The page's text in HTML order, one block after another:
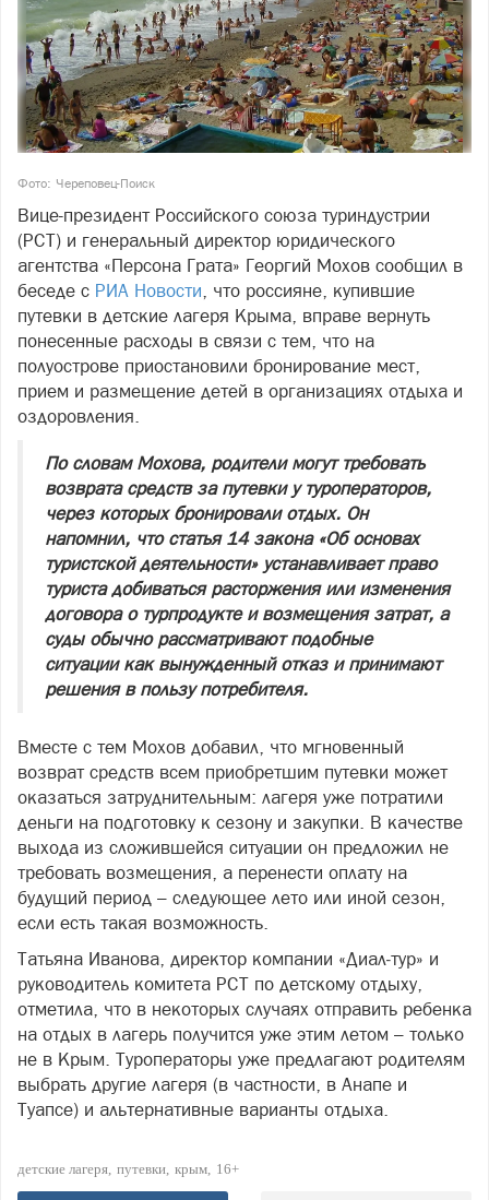
Фото: Череповец-Поиск
Вице-президент Российского союза туриндустрии
(РСТ) и генеральный директор юридического
агентства «Персона Грата» Георгий Мохов сообщил в
беседе с РИА Новости, что россияне, купившие
путевки в детские лагеря Крыма, вправе вернуть
понесенные расходы в связи с тем, что на
полуострове приостановили бронирование мест,
прием и размещение детей в организациях отдыха и
оздоровления.
По словам Мохова, родители могут требовать
возврата средств за путевки у туроператоров,
через которых бронировали отдых. Он
напомнил, что статья 14 закона «Об основах
туристской деятельности» устанавливает право
туриста добиваться расторжения или изменения
договора о турпродукте и возмещения затрат, а
суды обычно рассматривают подобные
ситуации как вынужденный отказ и принимают
решения в пользу потребителя.
Вместе с тем Мохов добавил, что мгновенный
возврат средств всем приобретшим путевки может
оказаться затруднительным: лагеря уже потратили
деньги на подготовку к сезону и закупки. В качестве
выхода из сложившейся ситуации он предложил не
требовать возмещения, а перенести оплату на
будущий период – следующее лето или иной сезон,
если есть такая возможность.
Татьяна Иванова, директор компании «Диал‑тур» и
руководитель комитета РСТ по детскому отдыху,
отметила, что в некоторых случаях отправить ребенка
на отдых в лагерь получится уже этим летом – только
не в Крым. Туроператоры уже предлагают родителям
выбрать другие лагеря (в частности, в Анапе и
Туапсе) и альтернативные варианты отдыха.
детские лагеря путевки крым 16+